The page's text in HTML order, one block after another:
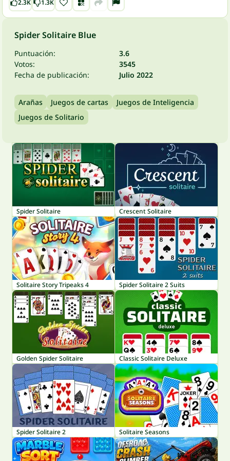
2.3K 1.3K
Spider Solitaire Blue
Puntuación:
3.6
Votos:
3545
Fecha de publicación:
Julio 2022
Arañas Juegos de cartas
Juegos de Inteligencia
Juegos de Solitario
Spider Solitaire Crescent Solitaire
Solitaire Story Tripeaks 4 Spider Solitaire 2 Suits
Golden Spider Solitaire Classic Solitaire Deluxe
Spider Solitaire 2 Solitaire Seasons